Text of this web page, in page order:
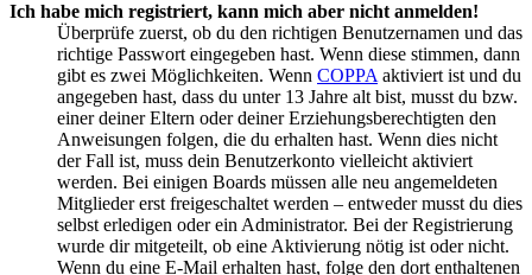
Ich habe mich registriert, kann mich aber nicht anmelden!
Überprüfe zuerst, ob du den richtigen Benutzernamen und das
richtige Passwort eingegeben hast. Wenn diese stimmen, dann
gibt es zwei Möglichkeiten. Wenn COPPA aktiviert ist und du
angegeben hast, dass du unter 13 Jahre alt bist, musst du bzw.
einer deiner Eltern oder deiner Erziehungsberechtigten den
Anweisungen folgen, die du erhalten hast. Wenn dies nicht
der Fall ist, muss dein Benutzerkonto vielleicht aktiviert
werden. Bei einigen Boards müssen alle neu angemeldeten
Mitglieder erst freigeschaltet werden – entweder musst du dies
selbst erledigen oder ein Administrator. Bei der Registrierung
wurde dir mitgeteilt, ob eine Aktivierung nötig ist oder nicht.
Wenn du eine E-Mail erhalten hast, folge den dort enthaltenen